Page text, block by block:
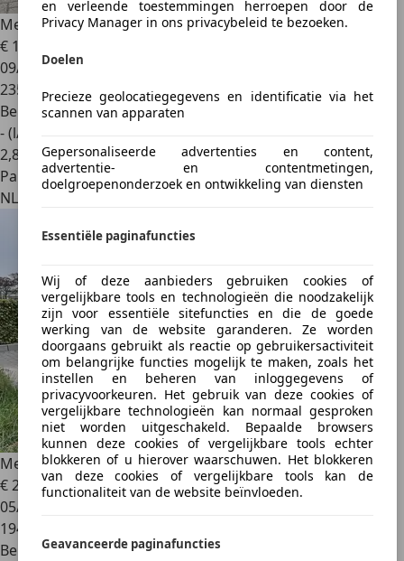
en verleende toestemmingen herroepen door de
Privacy Manager in ons privacybeleid te bezoeken.
Doelen
Precieze geolocatiegegevens en identificatie via het
scannen van apparaten
Gepersonaliseerde advertenties en content,
advertentie- en contentmetingen,
doelgroepenonderzoek en ontwikkeling van diensten
Essentiële paginafuncties
Wij of deze aanbieders gebruiken cookies of
vergelijkbare tools en technologieën die noodzakelijk
zijn voor essentiële sitefuncties en die de goede
werking van de website garanderen. Ze worden
doorgaans gebruikt als reactie op gebruikersactiviteit
om belangrijke functies mogelijk te maken, zoals het
instellen en beheren van inloggegevens of
privacyvoorkeuren. Het gebruik van deze cookies of
vergelijkbare technologieën kan normaal gesproken
niet worden uitgeschakeld. Bepaalde browsers
kunnen deze cookies of vergelijkbare tools echter
blokkeren of u hierover waarschuwen. Het blokkeren
van deze cookies of vergelijkbare tools kan de
functionaliteit van de website beïnvloeden.
Geavanceerde paginafuncties
Mercedes-Benz C 400 C 400 Prestige
€ 19.000
09/2016
235.000 km
Benzine
- (l/100 km)
2,8
Particulier
NL 5045XX
Mercedes-Benz C 400Avantgarde
€ 20.000
05/2015
194.000 km
Benzine